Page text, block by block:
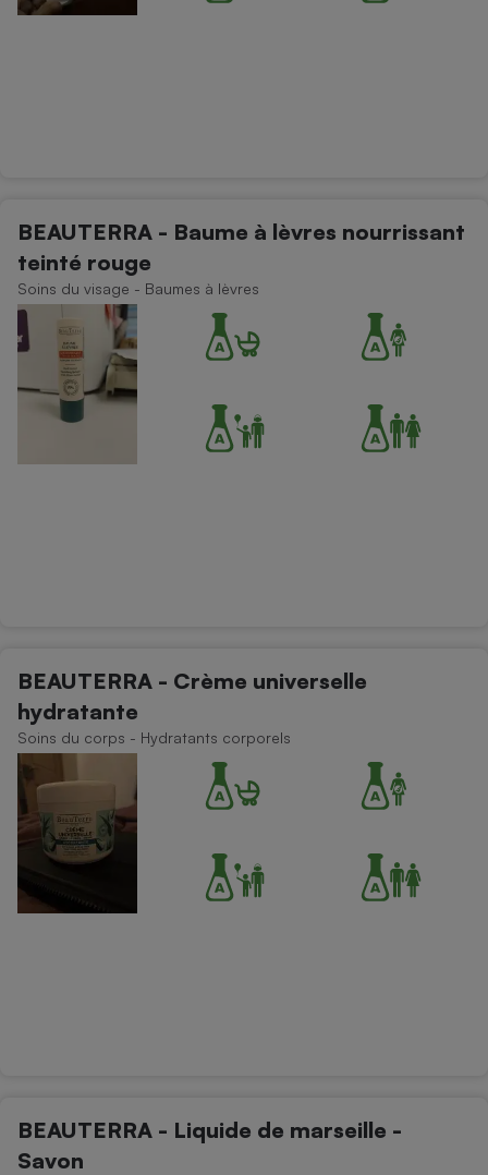
BEAUTERRA - Baume à lèvres nourrissant
teinté rouge
Soins du visage - Baumes à lèvres
BEAUTERRA - Crème universelle
hydratante
Soins du corps - Hydratants corporels
BEAUTERRA - Liquide de marseille -
Savon